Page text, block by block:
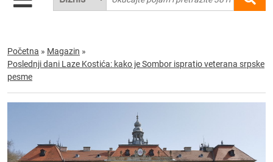
Početna » Magazin »
Poslednji dani Laze Kostića: kako je Sombor ispratio veterana srpske
pesme